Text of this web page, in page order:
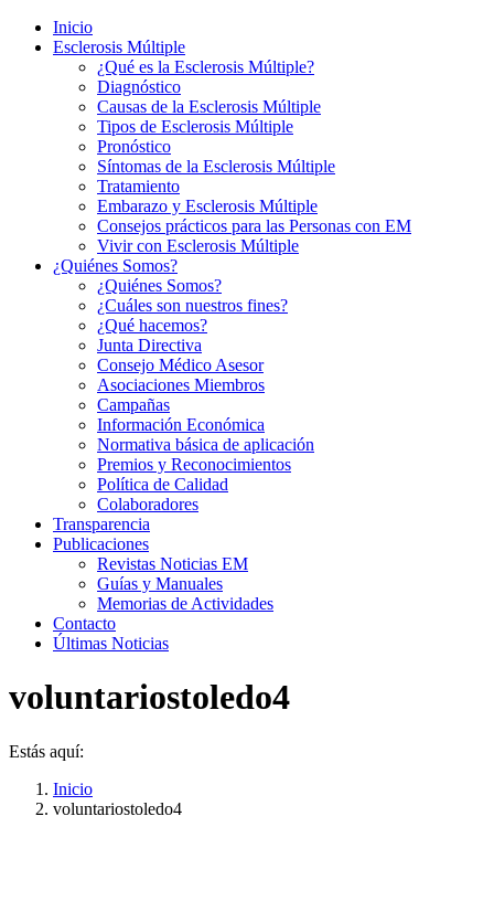
Inicio
Esclerosis Múltiple
¿Qué es la Esclerosis Múltiple?
Diagnóstico
Causas de la Esclerosis Múltiple
Tipos de Esclerosis Múltiple
Pronóstico
Síntomas de la Esclerosis Múltiple
Tratamiento
Embarazo y Esclerosis Múltiple
Consejos prácticos para las Personas con EM
Vivir con Esclerosis Múltiple
¿Quiénes Somos?
¿Quiénes Somos?
¿Cuáles son nuestros fines?
¿Qué hacemos?
Junta Directiva
Consejo Médico Asesor
Asociaciones Miembros
Campañas
Información Económica
Normativa básica de aplicación
Premios y Reconocimientos
Política de Calidad
Colaboradores
Transparencia
Publicaciones
Revistas Noticias EM
Guías y Manuales
Memorias de Actividades
Contacto
Últimas Noticias
voluntariostoledo4
Estás aquí:
Inicio
voluntariostoledo4